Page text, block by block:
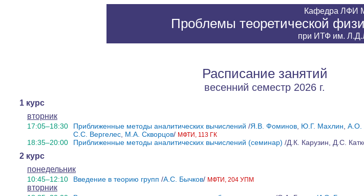
Кафедра ЛФИ
Проблемы теоретической
при ИТФ им.
Расписание занятий
весенний семестр 2026 г.
1 курс
вторник
17:05–18:30 Приближенные методы аналитических вычислений /Я.В. Фоминов Ю.Г. Махлин А.О.
С.С. Вергелес М.А. Скворцов/ МФТИ, 113 ГК
18:35–20:00 Приближенные методы аналитических вычислений (семинар) /Д.К. Карузин, Д.С.
2 курс
понедельник
10:45–12:10 Введение в теорию групп /А.С. Бычков/ МФТИ, 204 УПМ
вторник